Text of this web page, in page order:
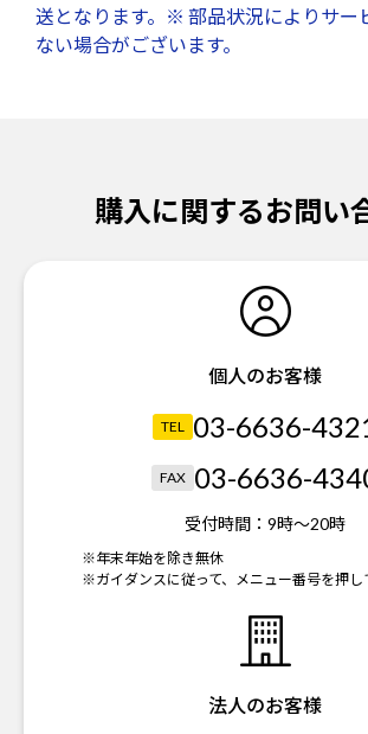
送となります。※ 部品状況によりサー
ない場合がございます。
購入に関するお問い
個人のお客様
TEL 03-6636-
FAX 03-6636-
受付時間： 9時～20時
※年末年始を除き無休
※ガイダンスに従って、メニュー番号を押し
法人のお客様